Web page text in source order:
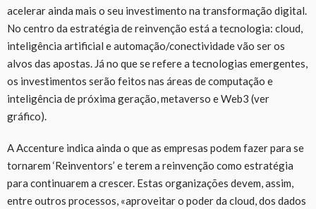
acelerar ainda mais o seu investimento na transformação digital.
No centro da estratégia de reinvenção está a tecnologia: cloud,
inteligência artificial e automação/conectividade vão ser os
alvos das apostas. Já no que se refere a tecnologias emergentes,
os investimentos serão feitos nas áreas de computação e
inteligência de próxima geração, metaverso e Web3 (ver
gráfico).
A Accenture indica ainda o que as empresas podem fazer para se
tornarem ‘Reinventors’ e terem a reinvenção como estratégia
para continuarem a crescer. Estas organizações devem, assim,
entre outros processos, «aproveitar o poder da cloud, dos dados